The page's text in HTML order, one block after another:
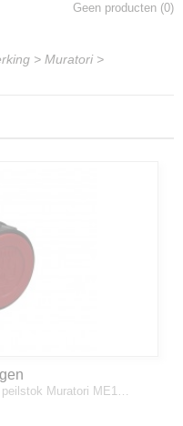
Geen producten (0)
> Muratori>
peilstok Muratori ME1…